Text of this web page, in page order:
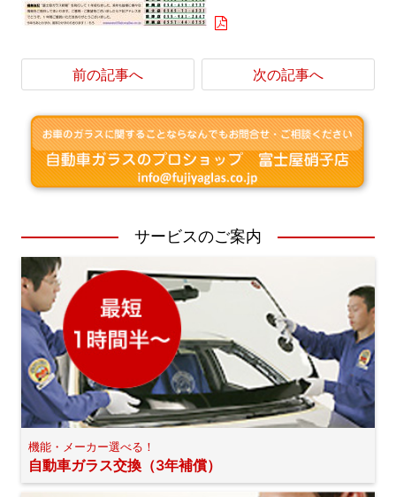
前の記事へ 次の記事へ
サービスのご案内
機能・メーカー選べる！
自動車ガラス交換（3年補償）